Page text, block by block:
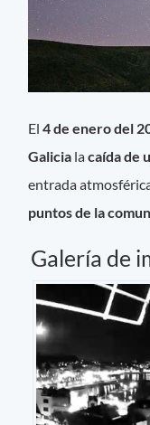
El4 de enero del
Galicia lacaída de
entrada
puntos de la
Galería de